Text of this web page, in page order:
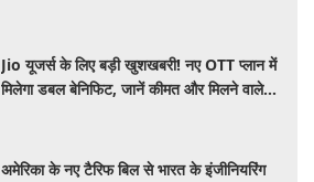
Jio यूजर्स के लिए बड़ी खुशखबरी! नए OTT प्लान में
मिलेगा डबल बेनिफिट, जानें कीमत और मिलने वाले
अमेरिका के नए टैरिफ बिल से भारत के इंजीनियरिंग